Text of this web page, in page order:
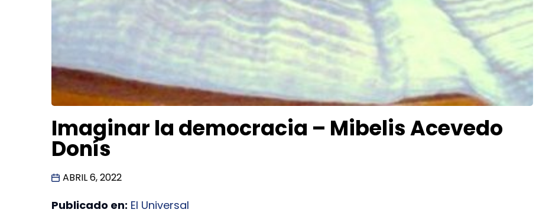
Imaginar la democracia – Mibelis Acevedo
Donís
ABRIL 6, 2022
Publicado en: El Universal